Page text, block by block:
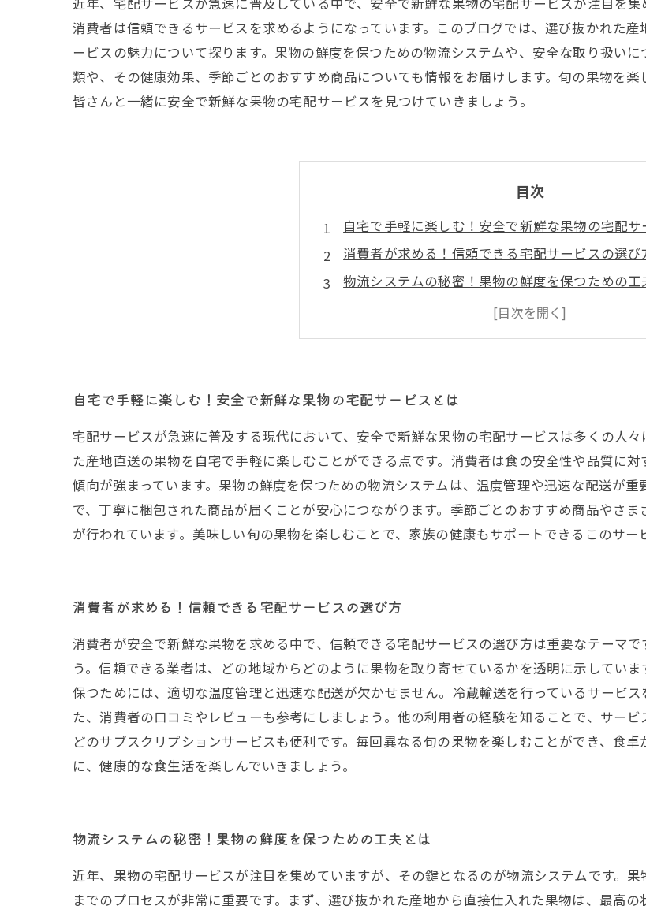
消費者は信頼できるサービスを求めるようになっています。このブログでは、選び抜かれた
ービスの魅力について探ります。果物の鮮度を保つための物流システムや、安全な取り扱い
類や、その健康効果、季節ごとのおすすめ商品についても情報をお届けします。旬の果物を
皆さんと一緒に安全で新鮮な果物の宅配サービスを見つけていきましょう。
目次
自宅で手軽に楽しむ！安全で新鮮な果物の宅配サ
消費者が求める！信頼できる宅配サービスの選び
物流システムの秘密！果物の鮮度を保つための工
旬の果物を堪能する！季節ごとのおすすめ商品と
安心して選べる時代へ！安全性が高まる果物宅
自宅で手軽に楽しむ！安全で新鮮な果物の宅配サービスとは
宅配サービスが急速に普及する現代において、安全で新鮮な果物の宅配サービスは多くの人
た産地直送の果物を自宅で手軽に楽しむことができる点です。消費者は食の安全性や品質に
傾向が強まっています。果物の鮮度を保つための物流システムは、温度管理や迅速な配送が
で、丁寧に梱包された商品が届くことが安心につながります。季節ごとのおすすめ商品やさ
が行われています。美味しい旬の果物を楽しむことで、家族の健康もサポートできるこのサー
消費者が求める！信頼できる宅配サービスの選び方
消費者が安全で新鮮な果物を求める中で、信頼できる宅配サービスの選び方は重要なテーマ
う。信頼できる業者は、どの地域からどのように果物を取り寄せているかを透明に示してい
保つためには、適切な温度管理と迅速な配送が欠かせません。冷蔵輸送を行っているサービ
た、消費者の口コミやレビューも参考にしましょう。他の利用者の経験を知ることで、サー
どのサブスクリプションサービスも便利です。毎回異なる旬の果物を楽しむことができ、食
に、健康的な食生活を楽しんでいきましょう。
物流システムの秘密！果物の鮮度を保つための工夫とは
近年、果物の宅配サービスが注目を集めていますが、その鍵となるのが物流システムです。
までのプロセスが非常に重要です。まず、選び抜かれた産地から直接仕入れた果物は、最高